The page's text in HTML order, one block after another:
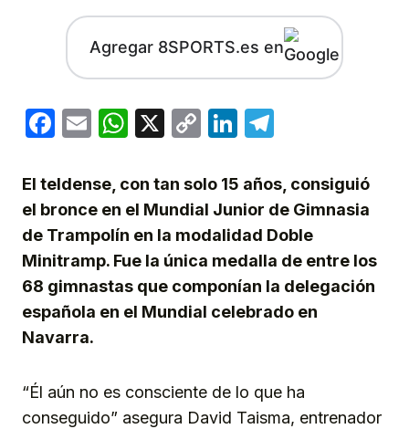
Agregar 8SPORTS.es en
Facebook
EmailWhatsApp
X
CopyLinkedIn
El teldense, con tan solo 15 años, consiguió
el bronce en el Mundial Junior de Gimnasia
de Trampolín en la modalidad Doble
Minitramp. Fue la única medalla de entre los
68 gimnastas que componían la delegación
española en el Mundial celebrado en
Navarra.
“Él aún no es consciente de lo que ha
conseguido” asegura David Taisma, entrenador